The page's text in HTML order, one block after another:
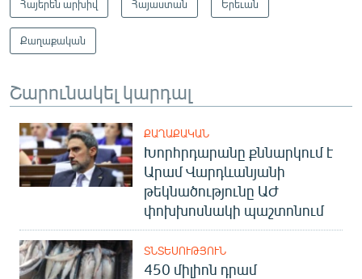
Հայերեն արխիվ Հայաստան Երեւան
Քաղաքական
Շարունակել կարդալ
ՔԱՂԱՔԱԿԱՆ
Խորհրդարանը քննարկում է
Արամ Վարդևանյանի
թեկնածությունը ԱԺ
փոխխոսնակի պաշտոնում
ՏՆՏԵՍՈՒԹՅՈՒՆ
450 միլիոն դրամ